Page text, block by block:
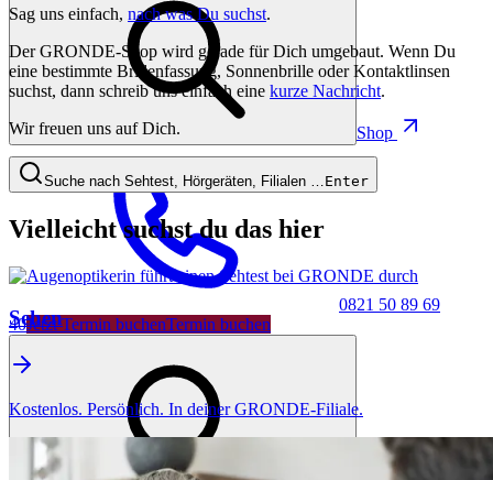
Shop
0821 50 89 69
40Jetzt Termin buchenTermin buchen
Sag uns einfach, nach was Du suchst.
Der GRONDE-Shop wird gerade für Dich umgebaut. Wenn Du
eine bestimmte Brillenfassung, Sonnenbrille oder Kontaktlinsen
suchst, dann schreib uns einfach eine kurze Nachricht.
Wir freuen uns auf Dich.
Suche nach Sehtest, Hörgeräten, Filialen … Enter
Vielleicht suchst du das hier
Sehen
Kostenlos. Persönlich. In deiner GRONDE-Filiale.